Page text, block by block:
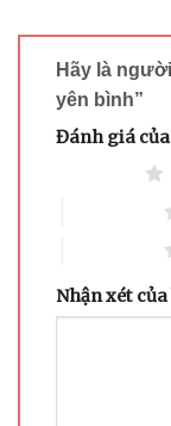
Hãy là
yên bình”
Đánh giá
Nhận xét của